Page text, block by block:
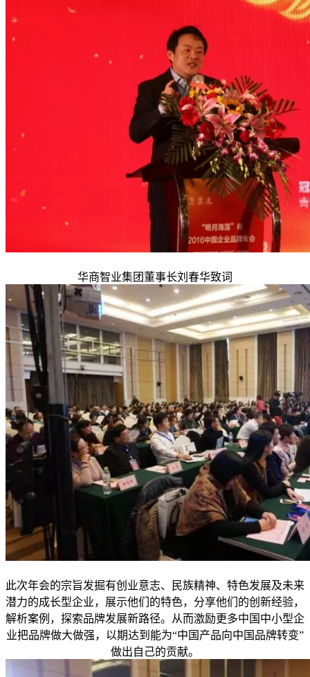
华商智业集团董事长刘春华致词
此次年会的宗旨发掘有创业意志、民族精神、特色发展及未来
潜力的成长型企业，展示他们的特色，分享他们的创新经验，
解析案例，探索品牌发展新路径。从而激励更多中国中小型企
业把品牌做大做强，以期达到能为“中国产品向中国品牌转变”
做出自己的贡献。